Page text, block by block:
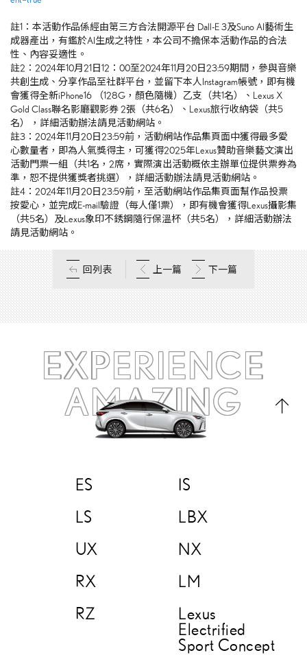
註1：本活動作品係經由第三方合法開源平台 Dall-E 3及Suno AI藝術生
成器產出，有鑑於AI生成之特性，本公司不擔保本活動作品的合法
性、內容妥適性。
註2：2024年10月21日12：00至2024年11月20日23:59期間，參與音樂
共創生成、分享作品至社群平台，並留下本人Instagram帳號，即有機
會獲得全新iPhone16 （128G，顏色隨機）乙支（共1名）、Lexus X
Gold Class聯名影廳觀影券2張（共6名）、Lexus旅行收納袋（共5
名）
，詳細活動辦法請見活動網站。
註3：2024年11月20日23:59前，活動網站作品集頁面中獲得最多愛
心數量者，即為人氣獎得主，可獲得2025年Lexus贊助音樂藝文演出
活動門票一組（共1名，2席，實際演出活動概依主辦單位提供票券為
準，恕不提供獲獎者挑選），詳細活動辦法請見活動網站。
註4：2024年11月20日23:59前，至活動網站作品集頁面幫作品投票
按愛心，並完成E-mail驗證（每人僅1票），即有機會獲得Lexus攝影集
（共5名）及Lexus象印不銹鋼隨行保溫杯（共5名），詳細活動辦法
請見活動網站。
回列表 上一篇 下一篇
EXPERIENCE
AMAZING
ES
IS
LS
LBX
UX
NX
RX
LM
RZ
Lexus
Electrified
Sport Concept